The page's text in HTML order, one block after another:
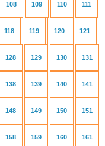
108 109 110 111
118 119 120 121
128 129 130 131
138 139 140 141
148 149 150 151
158 159 160 161